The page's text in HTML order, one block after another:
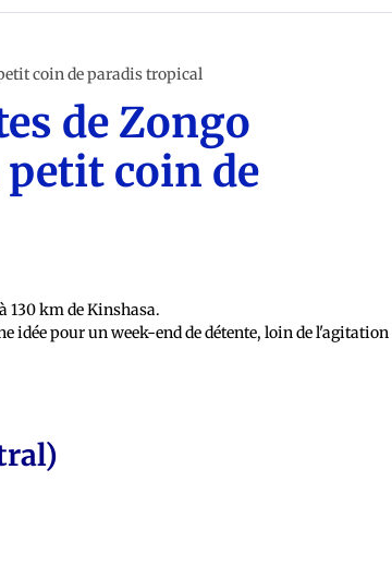
coin de paradis tropical
de Zongo
coin de
130 km de Kinshasa.
idée pour un week-end de détente, loin de l'agitation